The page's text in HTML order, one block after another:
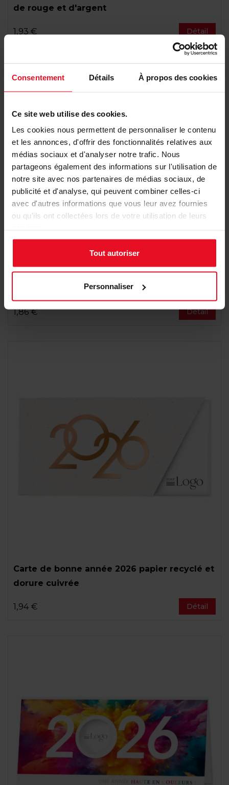
Consentement Détails À propos des cookies
Ce site web utilise des cookies.
Les cookies nous permettent de personnaliser le contenu
et les annonces, d'offrir des fonctionnalités relatives aux
médias sociaux et d'analyser notre trafic. Nous
partageons également des informations sur l'utilisation de
notre site avec nos partenaires de médias sociaux, de
publicité et d'analyse, qui peuvent combiner celles-ci
avec d'autres informations que vous leur avez fournies
ou qu'ils ont collectées lors de votre utilisation de leurs
Tout autoriser
Personnaliser
de rouge et d'argent
1,93 € Détail
Carte de vœux entreprise dégradé de bleu
1,86 € Détail
Carte de bonne année 2026 papier recyclé et
dorure cuivrée
1,94 € Détail